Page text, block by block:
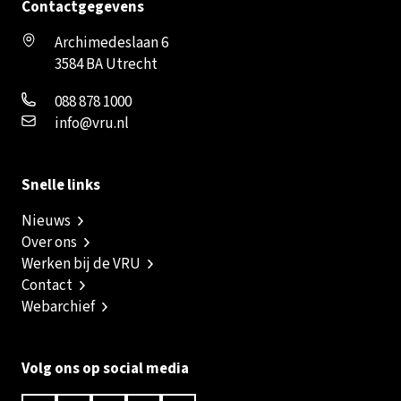
Contactgegevens
Archimedeslaan 6
3584 BA Utrecht
088 878 1000
info@vru.nl
Snelle links
Nieuws
Over ons
Werken bij de VRU
Contact
Webarchief
Volg ons op social media